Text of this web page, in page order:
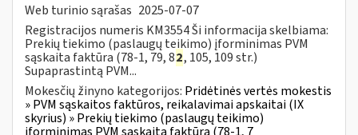
Web turinio sąrašas 2025-07-07
Registracijos numeris KM3554 Ši informacija skelbiama:
Prekių tiekimo (paslaugų teikimo) įforminimas PVM
sąskaita faktūra (78-1, 79, 82, 105, 109 str.)
Supaprastintą PVM...
Mokesčių žinyno kategorijos: Pridėtinės vertės mokestis
» PVM sąskaitos faktūros, reikalavimai apskaitai (IX
skyrius) » Prekių tiekimo (paslaugų teikimo)
įforminimas PVM sąskaita faktūra (78-1, 7